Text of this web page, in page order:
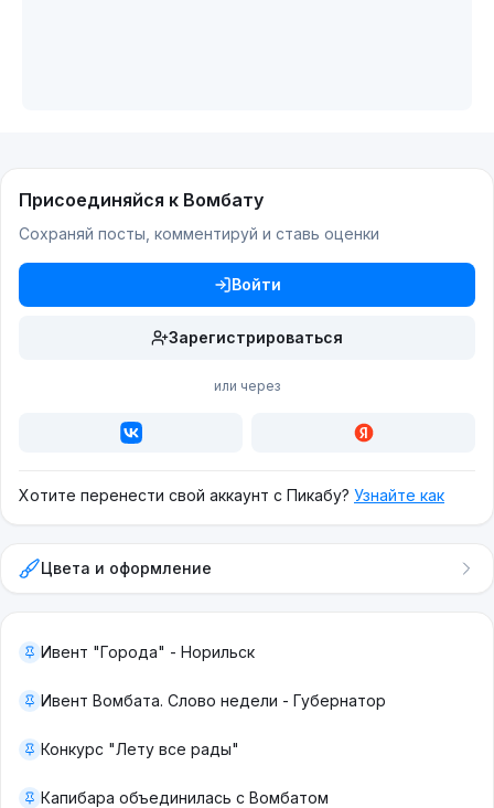
Присоединяйся к Вомбату
Сохраняй посты, комментируй и ставь оценки
Войти
Зарегистрироваться
или через
Хотите перенести свой аккаунт с Пикабу? Узнайте как
Цвета и оформление
Ивент "Города" - Норильск
Ивент Вомбата. Слово недели - Губернатор
Конкурс "Лету все рады"
Капибара объединилась с Вомбатом